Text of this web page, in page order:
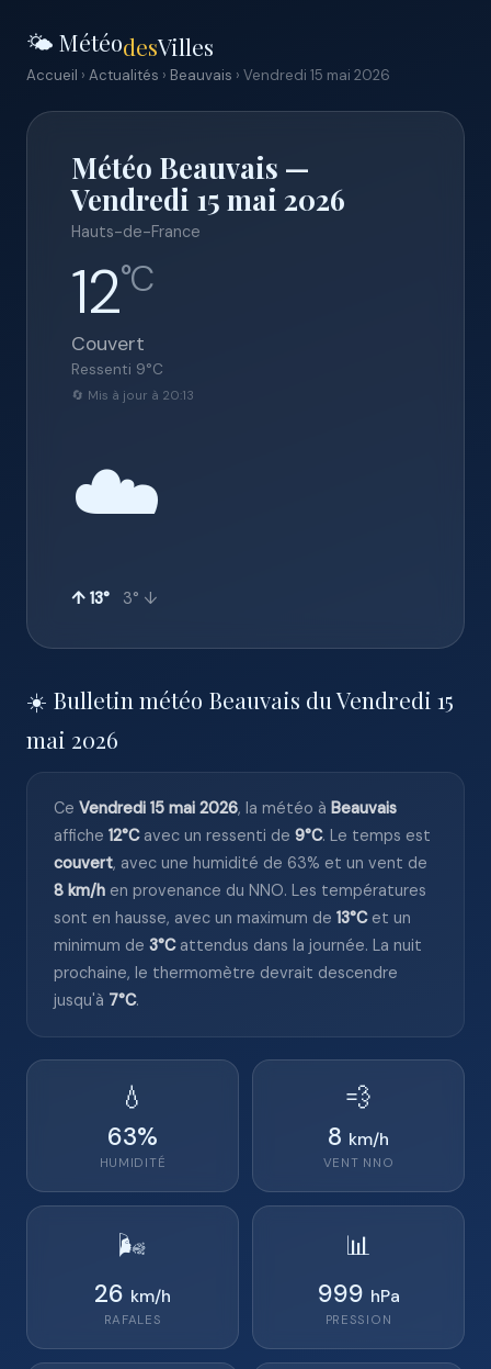
🌤️ MétéodesVilles
Accueil › Actualités › Beauvais › Vendredi 15 mai 2026
Météo Beauvais —
Vendredi 15 mai 2026
Hauts-de-France
12°C
Couvert
Ressenti 9°C
🔄 Mis à jour à 20:13
☁️
↑ 13° 3° ↓
☀️ Bulletin météo Beauvais du Vendredi 15
mai 2026
Ce Vendredi 15 mai 2026, la météo à Beauvais
affiche 12°Cavec un ressenti de 9°C. Le temps est
couvert, avec une humidité de 63% et un vent de
8 km/h en provenance du NNO. Les températures
sont en hausse, avec un maximum de 13°Cet un
minimum de 3°Cattendus dans la journée. La nuit
prochaine, le thermomètre devrait descendre
jusqu'à 7°C.
💧
63%
HUMIDITÉ
💨
8 km/h
VENT NNO
🌬️
26 km/h
RAFALES
📊
999 hPa
PRESSION